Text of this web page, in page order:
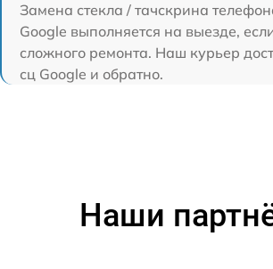
Замена стекла / тачскрина
Google выполняется на выезде,
сложного ремонта. Наш курьер
сц Google и обратно.
Наши